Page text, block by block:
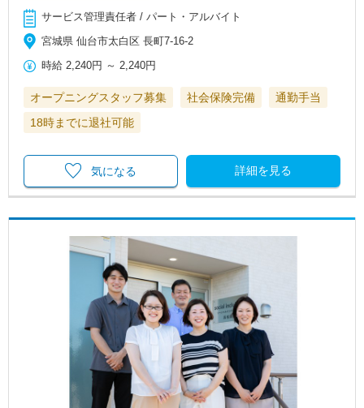
サービス管理責任者 / パート・アルバイト
宮城県 仙台市太白区 長町7-16-2
時給 2,240円 ～ 2,240円
オープニングスタッフ募集 社会保険完備
通勤手当
18時までに退社可能
詳細を見る
気になる